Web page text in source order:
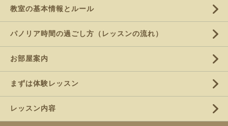
教室の基本情報とルール
パノリア時間の過ごし方（レッスンの流れ）
お部屋案内
まずは体験レッスン
レッスン内容